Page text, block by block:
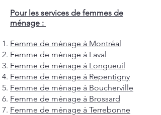
Pour les services de femmes de
ménage :
Femme de ménage à Montréal
Femme de ménage à Laval
Femme de ménage à Longueuil
Femme de ménage à Repentigny
Femme de ménage à Boucherville
Femme de ménage à Brossard
Femme de ménage à Terrebonne